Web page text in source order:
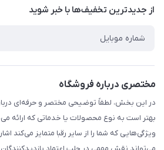
درباره ما
راهنما
از جدید‌ترین تخفیف‌ها با‌ خبر شوید
مختصری درباره فروشگاه
در این بخش، لطفاً توضیحی مختصر و حرفه‌ای
بهتر است به نوع محصولات یا خدماتی که ارائه
ویژگی‌هایی که شما را از سایر رقبا متمایز می‌کند